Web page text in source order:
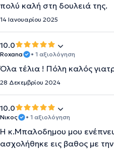
πολύ καλή στη δουλειά της.
14 Ιανουαρίου 2025
10.0
Roxana • 1 αξιολόγηση
Όλα τέλια ! Πόλη καλός
28 Δεκεμβρίου 2024
10.0
Νικος • 1 αξιολόγηση
Η κ.Μπαλοδημου μου
ασχολήθηκε εις βαθος με